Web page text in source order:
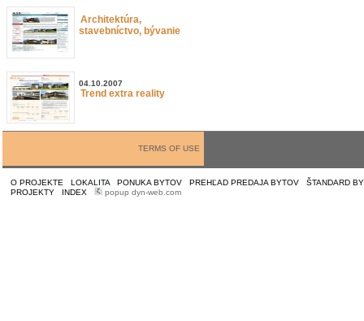
Architektúra,
stavebníctvo, bývanie
04.10.2007
Trend extra reality
TERMS OF USE
O PROJEKTE LOKALITA PONUKA BYTOV PREHĽAD PREDAJA BYTOV
ŠTANDARD
PROJEKTY
INDEX popup dyn-web.com